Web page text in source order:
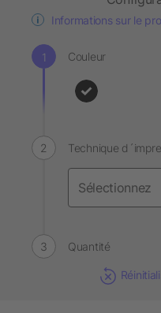
Informations sur le
Couleur
Technique
Quantité